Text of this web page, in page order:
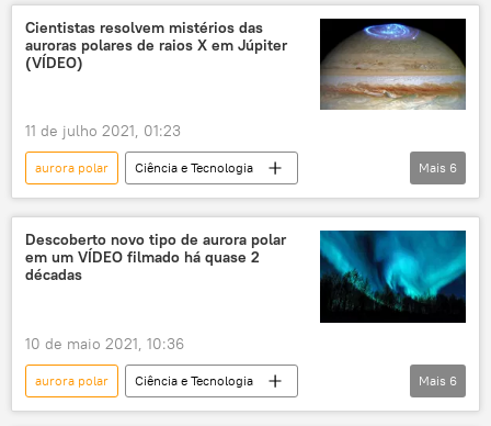
erupção solar
campo magnético
Terra
Cientistas resolvem mistérios das
auroras polares de raios X em Júpiter
(VÍDEO)
11 de julho 2021, 01:23
aurora polar
Ciência e Tecnologia
Sociedade
Notícias
Júpiter
descoberta
astrônomo cientistas
Mais 6
Descoberto novo tipo de aurora polar
em um VÍDEO filmado há quase 2
décadas
10 de maio 2021, 10:36
aurora polar
Ciência e Tecnologia
Sociedade
Notícias
ciência
Mais 6